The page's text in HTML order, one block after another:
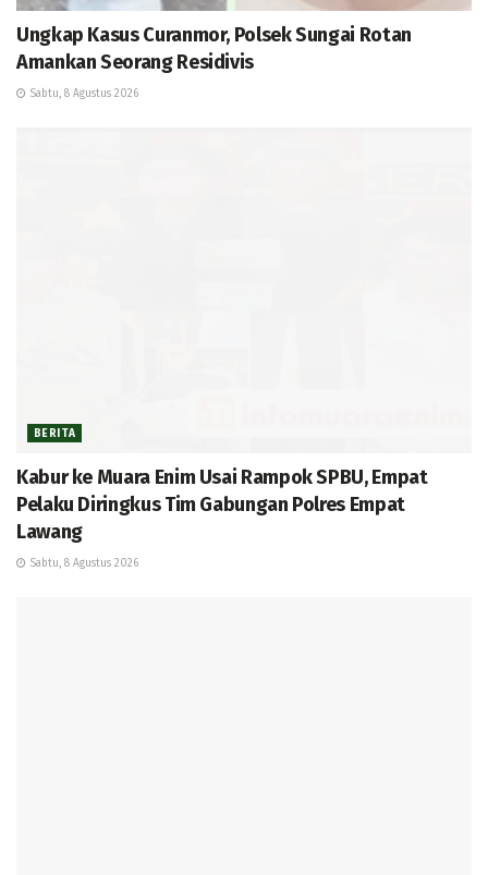
Ungkap Kasus Curanmor, Polsek Sungai Rotan
Amankan Seorang Residivis
Sabtu, 8 Agustus 2026
BERITA
Kabur ke Muara Enim Usai Rampok SPBU, Empat
Pelaku Diringkus Tim Gabungan Polres Empat
Lawang
Sabtu, 8 Agustus 2026